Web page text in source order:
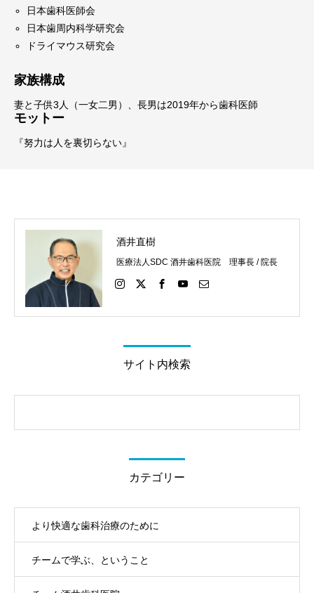
日本歯科医師会
日本歯周内科学研究会
ドライマウス研究会
家族構成
妻と子供3人（一女二男）、長男は2019年から歯科医師
モットー
『努力は人を裏切らない』
酒井直樹
医療法人SDC 酒井歯科医院 理事長 / 院長
サイト内検索
カテゴリー
より快適な歯科治療のために
チームで学ぶ、ということ